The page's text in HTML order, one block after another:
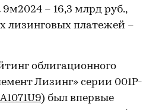
9м2024 – 16,3 млрд руб.,
лизинговых платежей –
облигационного
Лизинг» серии 001P-
) был впервые